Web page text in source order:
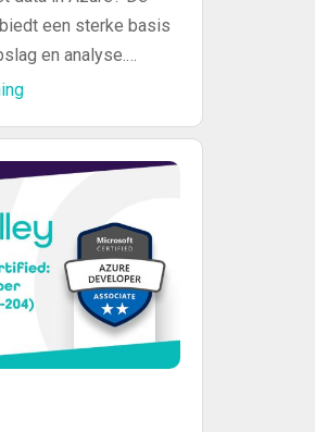
een sterke basis
en analyse.
en groei